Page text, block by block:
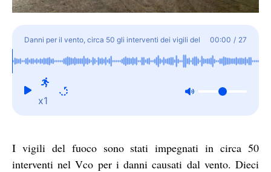
Danni per il vento, circa 50 gli interventi dei vigili del
fuoco nel Vco
00:00 / 27
x1
I vigili del fuoco sono stati impegnati in circa 50
interventi nel Vco per i danni causati dal vento. Dieci